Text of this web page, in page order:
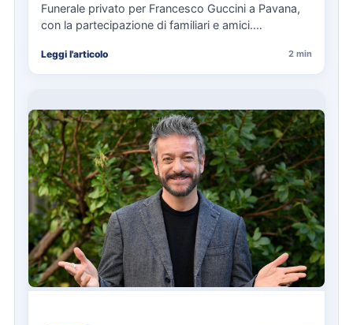
Funerale privato per Francesco Guccini a Pavana,
con la partecipazione di familiari e amici.
Leggi l'articolo 2 min